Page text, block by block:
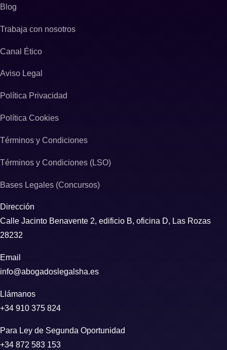
Blog
Trabaja con nosotros
Canal Ético
Aviso Legal
Política Privacidad
Política Cookies
Términos y Condiciones
Términos y Condiciones (LSO)
Bases Legales (Concursos)
Dirección
Calle Jacinto Benavente 2, edificio B, oficina D, Las Rozas
28232
Email
info@abogadoslegalsha.es
Llámanos
+34 910 375 824
Para Ley de Segunda Oportunidad
+34 872 583 153